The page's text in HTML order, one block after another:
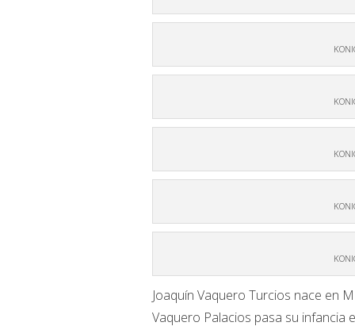
Joaquín Vaquero Turcios nace en
Vaquero Palacios pasa su infancia